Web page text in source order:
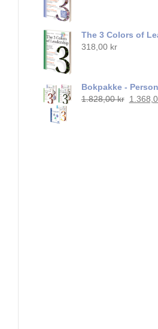
The 3 Colors of
318,00 kr
Bokpakke -
1.828,00kr